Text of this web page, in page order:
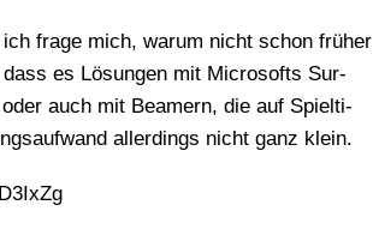
fra­ge mich, war­um nicht schon frü­her
es Lösun­gen mit Micro­softs Sur­
auch mit Bea­mern, die auf Spiel­ti­
aller­dings nicht ganz klein.